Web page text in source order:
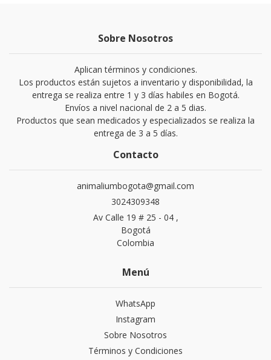
Sobre Nosotros
Aplican términos y condiciones.
Los productos están sujetos a inventario y disponibilidad, la
entrega se realiza entre 1 y 3 días habiles en Bogotá.
Envíos a nivel nacional de 2 a 5 dias.
Productos que sean medicados y especializados se realiza la
entrega de 3 a 5 días.
Contacto
animaliumbogota@gmail.com
3024309348
Av Calle 19 # 25 - 04 ,
Bogotá
Colombia
Menú
WhatsApp
Instagram
Sobre Nosotros
Términos y Condiciones